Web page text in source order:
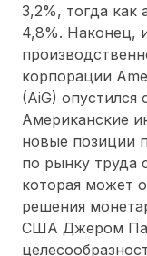
3,2%, тогда как
4,8%. Наконец,
корпорации
(AiG) опустился
Американские
новые позиции
по рынку труда
которая может
решения
США Джером